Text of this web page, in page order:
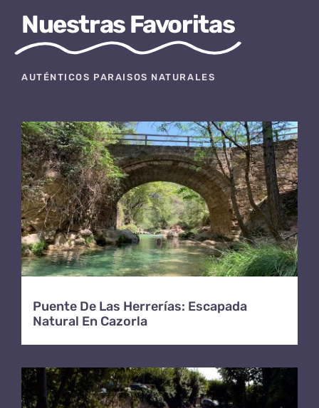
Nuestras Favoritas
AUTÉNTICOS PARAISOS NATURALES
Puente De Las Herrerías: Escapada
Natural En Cazorla